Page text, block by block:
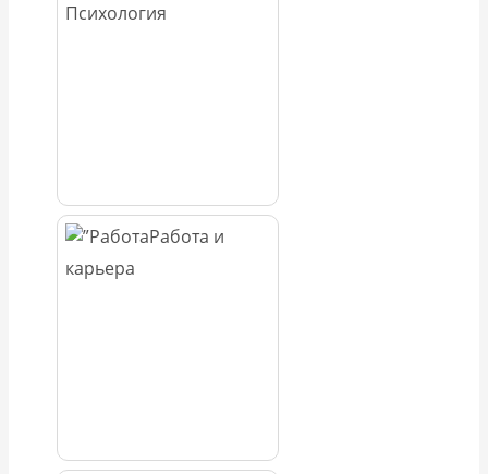
Психология
Работа и
карьера